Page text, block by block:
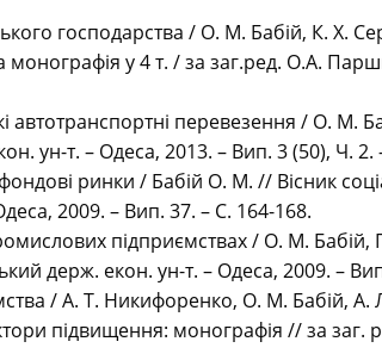
господарства / О. М. Бабій, К. Х.
монографія у 4 т. / за заг.ред. О.А.
перевезення / О. М.
ун-т. – Одеса, 2013. – Вип. 3 (50), Ч. 2.
ринки / Бабій О. М. // Вісник
2009. – Вип. 37. – С. 164-168.
підприємствах / О. М. Бабій,
держ. екон. ун-т. – Одеса, 2009. –
/ А. Т. Никифоренко, О. М. Бабій, А.
підвищення: монографія // за заг.